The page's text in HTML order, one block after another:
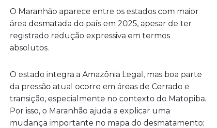
O Maranhão aparece entre os estados com maior
área desmatada do país em 2025, apesar de ter
registrado redução expressiva em termos
absolutos.
O estado integra a Amazônia Legal, mas boa parte
da pressão atual ocorre em áreas de Cerrado e
transição, especialmente no contexto do Matopiba.
Por isso, o Maranhão ajuda a explicar uma
mudança importante no mapa do desmatamento: